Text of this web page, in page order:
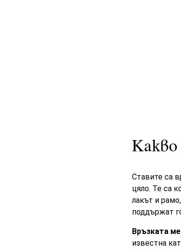
Какво
Ставите са
цяло. Те са
лакът и
поддържат
Връзката
известна